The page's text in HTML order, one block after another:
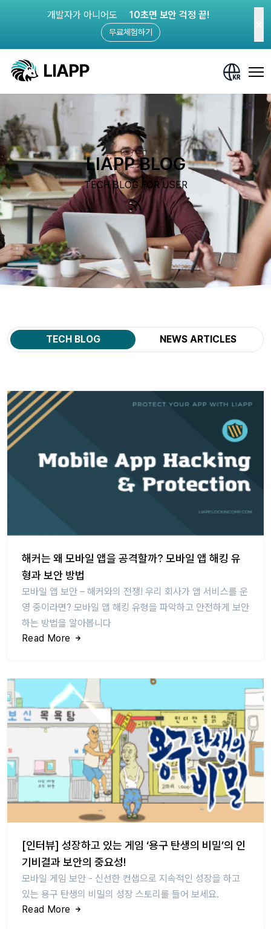
개발자가 아니어도 10초면 보안 걱정 끝!
무료체험하기
LIAPP BLOG
TECH BLOG FOR USER
TECH BLOG NEWS ARTICLES
해커는 왜 모바일 앱을 공격할까? 모바일 앱 해킹 유
형과 보안 방법
모바일 앱 보안 – 해커와의 전쟁! 우리 회사가 앱 서비스를 운
영 중이라면? 모바일 앱 해킹 유형을 파악하고 안전하게 보안
하는 방법을 알아봅니다
Read More
[인터뷰] 성장하고 있는 게임 ‘용구 탄생의 비밀’의 인
기비결과 보안의 중요성!
모바일 게임 보안 - 신선한 컨샙으로 지속적인 성장을 하고
있는 용구 탄생의 비밀의 성장 스토리를 들어 보세요.
Read More